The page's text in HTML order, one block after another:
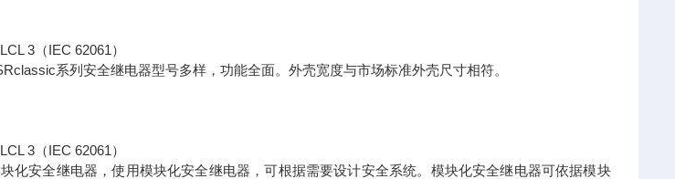
3（IEC 62061）
系列安全继电器型号多样，功能全面。外壳宽度与市场标准外壳尺寸相符。
3（IEC 62061）
化安全继电器，使用模块化安全继电器，可根据需要设计安全系统。模块化安全继电器可依据模块